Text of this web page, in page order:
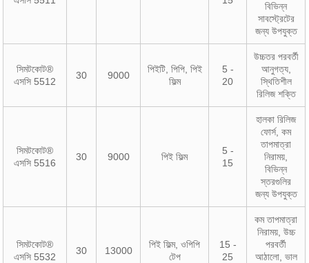
বিভিন্ন
সাবস্ট্রেটের
জন্য উপযুক্ত
সিমটকোট®
এসসি 5512
30 9000
পিইটি, পিপি, পিই
ফিল্ম
5 -
20
উচ্চতর পরবর্তী
আনুগত্য,
স্থিতিশীল
রিলিজ শক্তি
সিমটকোট®
এসসি 5516
30 9000 পিই ফিল্ম
5 -
15
হালকা রিলিজ
ফোর্স, কম
তাপমাত্রা
নিরাময়,
বিভিন্ন
স্তরগুলির
জন্য উপযুক্ত
সিমটকোট®
এসসি 5532
30 13000
পিই ফিল্ম, ওপিপি
টেপ
15 -
25
কম তাপমাত্রা
নিরাময়, উচ্চ
পরবর্তী
আঠালো, ভাল